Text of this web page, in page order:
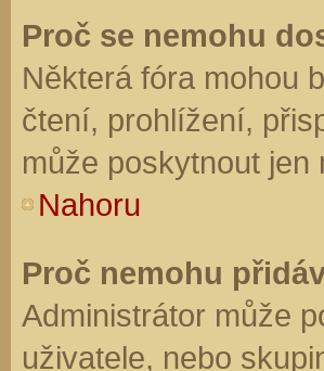
Proč se nemohu
Některá fóra mohou
čtení, prohlížení,
může poskytnout jen
Nahoru
Proč nemohu
Administrátor může
uživatele, nebo